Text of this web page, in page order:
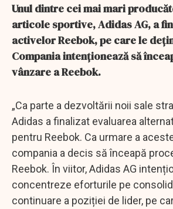
Unul dintre cei mai mari
articole sportive, Adidas AG, a
activelor Reebok, pe care le
Compania intenționează să
vânzare a Reebok.
„Ca parte a dezvoltării noii sale
Adidas a finalizat evaluarea
pentru Reebok. Ca urmare a
compania a decis să înceapă
Reebok. În viitor, Adidas AG
concentreze eforturile pe
continuare a poziției de lider, pe